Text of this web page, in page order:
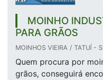
MOINHO
PARA GRÃOS
MOINHOS VIEIRA / TATUÍ -
Quem procura por
grãos, conseguirá